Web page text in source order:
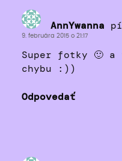
AnnYwanna
9. februára 2015 o 21:17
Super fotky 🙂 a
chybu :))
Odpovedať